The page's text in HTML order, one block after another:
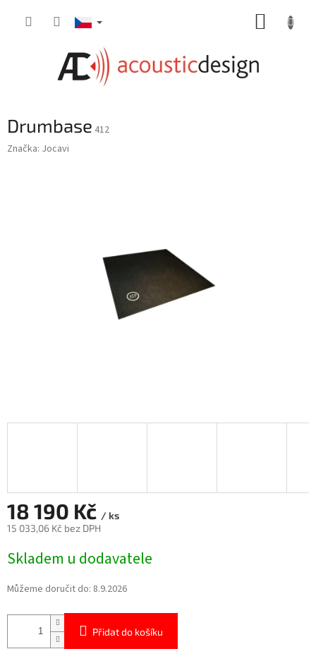
Drumbase 412
Značka: Jocavi
18 190 Kč / ks
15 033,06 Kč bez DPH
cena:
Skladem u dodavatele
Můžeme doručit do: 8.9.2026
Přidat do košíku